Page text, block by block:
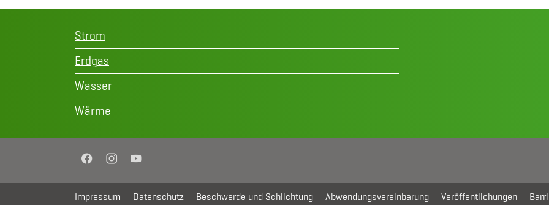
Strom
Erdgas
Wasser
Wärme
Facebook
Instagram
YouTube
Impressum Datenschutz Beschwerde und Schlichtung Abwendungsvereinbarung Veröffentlichungen